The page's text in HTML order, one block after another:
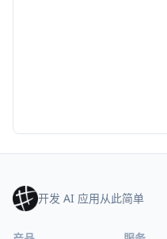
开发 AI 应用从此简单